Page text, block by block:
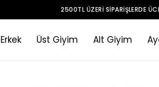
2500TL ÜZERI SIPARIŞLERDE
Erkek Üst Giyim Alt Giyim